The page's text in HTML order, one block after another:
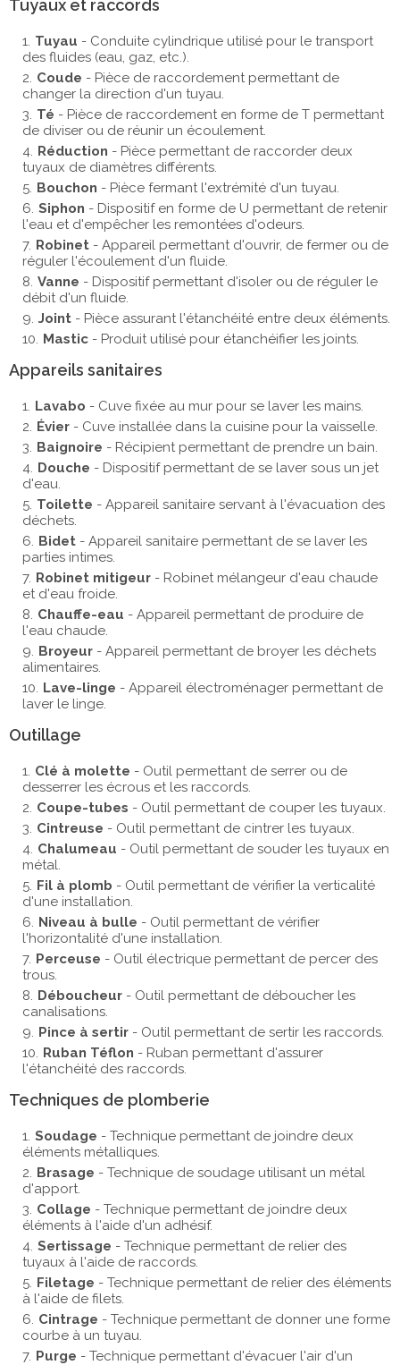
Tuyaux et raccords
Tuyau - Conduite cylindrique utilisé pour le transport
des fluides (eau, gaz, etc.).
Coude - Pièce de raccordement permettant de
changer la direction d'un tuyau.
Té - Pièce de raccordement en forme de T permettant
de diviser ou de réunir un écoulement.
Réduction - Pièce permettant de raccorder deux
tuyaux de diamètres différents.
Bouchon - Pièce fermant l'extrémité d'un tuyau.
Siphon - Dispositif en forme de U permettant de retenir
l'eau et d'empêcher les remontées d'odeurs.
Robinet - Appareil permettant d'ouvrir, de fermer ou de
réguler l'écoulement d'un fluide.
Vanne - Dispositif permettant d'isoler ou de réguler le
débit d'un fluide.
Joint - Pièce assurant l'étanchéité entre deux éléments.
Mastic - Produit utilisé pour étanchéifier les joints.
Appareils sanitaires
Lavabo - Cuve fixée au mur pour se laver les mains.
Évier - Cuve installée dans la cuisine pour la vaisselle.
Baignoire - Récipient permettant de prendre un bain.
Douche - Dispositif permettant de se laver sous un jet
d'eau.
Toilette - Appareil sanitaire servant à l'évacuation des
déchets.
Bidet - Appareil sanitaire permettant de se laver les
parties intimes.
Robinet mitigeur - Robinet mélangeur d'eau chaude
et d'eau froide.
Chauffe-eau - Appareil permettant de produire de
l'eau chaude.
Broyeur - Appareil permettant de broyer les déchets
alimentaires.
Lave-linge - Appareil électroménager permettant de
laver le linge.
Outillage
Clé à molette - Outil permettant de serrer ou de
desserrer les écrous et les raccords.
Coupe-tubes - Outil permettant de couper les tuyaux.
Cintreuse - Outil permettant de cintrer les tuyaux.
Chalumeau - Outil permettant de souder les tuyaux en
métal.
Fil à plomb - Outil permettant de vérifier la verticalité
d'une installation.
Niveau à bulle - Outil permettant de vérifier
l'horizontalité d'une installation.
Perceuse - Outil électrique permettant de percer des
trous.
Déboucheur - Outil permettant de déboucher les
canalisations.
Pince à sertir - Outil permettant de sertir les raccords.
Ruban Téflon - Ruban permettant d'assurer
l'étanchéité des raccords.
Techniques de plomberie
Soudage - Technique permettant de joindre deux
éléments métalliques.
Brasage - Technique de soudage utilisant un métal
d'apport.
Collage - Technique permettant de joindre deux
éléments à l'aide d'un adhésif.
Sertissage - Technique permettant de relier des
tuyaux à l'aide de raccords.
Filetage - Technique permettant de relier des éléments
à l'aide de filets.
Cintrage - Technique permettant de donner une forme
courbe à un tuyau.
Purge - Technique permettant d'évacuer l'air d'un